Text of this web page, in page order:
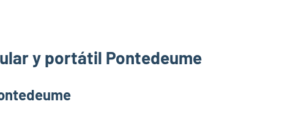
y portátil Pontedeume